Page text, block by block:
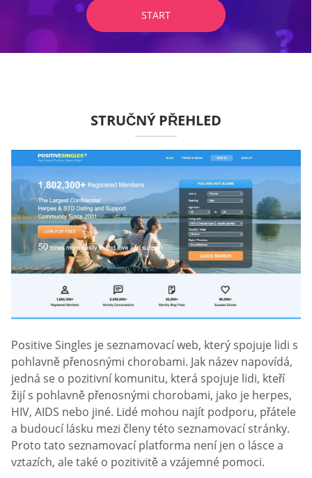
START
STRUČNÝ PŘEHLED
Positive Singles je seznamovací web, který spojuje lidi s
pohlavně přenosnými chorobami. Jak název napovídá,
jedná se o pozitivní komunitu, která spojuje lidi, kteří
žijí s pohlavně přenosnými chorobami, jako je herpes,
HIV, AIDS nebo jiné. Lidé mohou najít podporu, přátele
a budoucí lásku mezi členy této seznamovací stránky.
Proto tato seznamovací platforma není jen o lásce a
vztazích, ale také o pozitivitě a vzájemné pomoci.